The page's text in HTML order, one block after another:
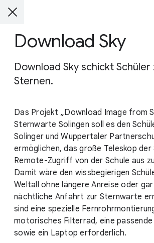
Download Sky
Download Sky schickt Schüler
Sternen.
Das Projekt „Download Image from
Sternwarte Solingen soll es den
Solinger und Wuppertaler
ermöglichen, das große Teleskop
Remote-Zugriff von der Schule aus
Damit wäre den wissbegierigen
Weltall ohne längere Anreise oder gar
nächtliche Anfahrt zur Sternwarte
sind eine spezielle
motorisches Filterrad, eine
sowie ein Laptop erforderlich.